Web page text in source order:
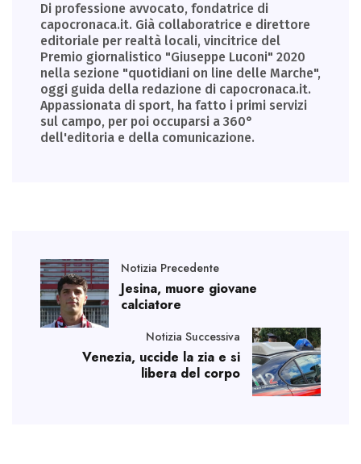
Di professione avvocato, fondatrice di
capocronaca.it. Già collaboratrice e direttore
editoriale per realtà locali, vincitrice del
Premio giornalistico "Giuseppe Luconi" 2020
nella sezione "quotidiani on line delle Marche",
oggi guida della redazione di capocronaca.it.
Appassionata di sport, ha fatto i primi servizi
sul campo, per poi occuparsi a 360°
dell'editoria e della comunicazione.
Notizia Precedente
Jesina, muore giovane
calciatore
Notizia Successiva
Venezia, uccide la zia e si
libera del corpo